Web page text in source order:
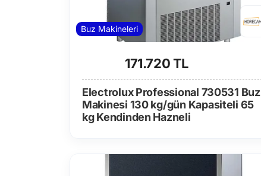
Buz Makineleri
171.720 TL
Electrolux Professional 730531 Buz
Makinesi 130 kg/gün Kapasiteli 65
kg Kendinden Hazneli